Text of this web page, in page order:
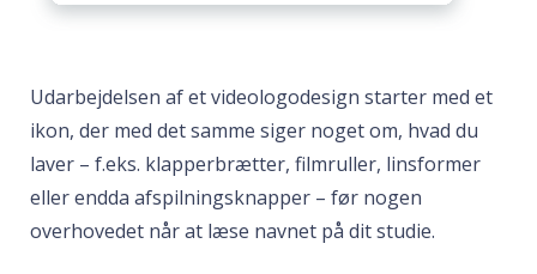
Udarbejdelsen af et videologodesign starter med et
ikon, der med det samme siger noget om, hvad du
laver – f.eks. klapperbrætter, filmruller, linsformer
eller endda afspilningsknapper – før nogen
overhovedet når at læse navnet på dit studie.